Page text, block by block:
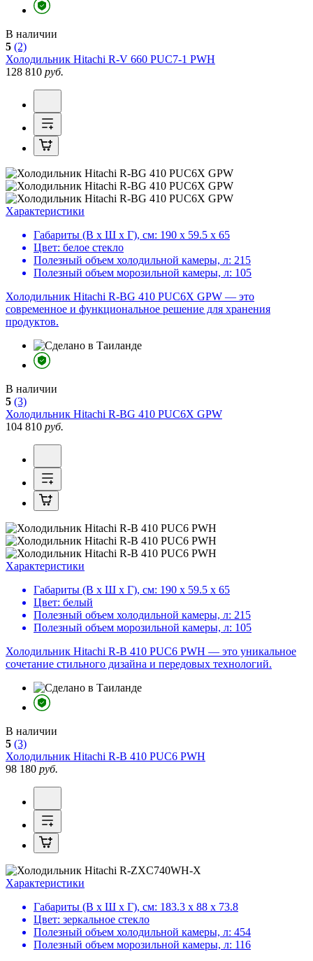
В наличии
5 (2)
Холодильник Hitachi R-V 660 PUC7-1 PWH
128 810 руб.
Характеристики
Габариты (В х Ш х Г), см: 190 х 59.5 х 65
Цвет: белое стекло
Полезный объем холодильной камеры, л: 215
Полезный объем морозильной камеры, л: 105
Холодильник Hitachi R-BG 410 PUC6X GPW — это
современное и функциональное решение для хранения
продуктов.
В наличии
5 (3)
Холодильник Hitachi R-BG 410 PUC6X GPW
104 810 руб.
Характеристики
Габариты (В х Ш х Г), см: 190 х 59.5 х 65
Цвет: белый
Полезный объем холодильной камеры, л: 215
Полезный объем морозильной камеры, л: 105
Холодильник Hitachi R-B 410 PUC6 PWH — это уникальное
сочетание стильного дизайна и передовых технологий.
В наличии
5 (3)
Холодильник Hitachi R-B 410 PUC6 PWH
98 180 руб.
Характеристики
Габариты (В х Ш х Г), см: 183.3 х 88 х 73.8
Цвет: зеркальное стекло
Полезный объем холодильной камеры, л: 454
Полезный объем морозильной камеры, л: 116